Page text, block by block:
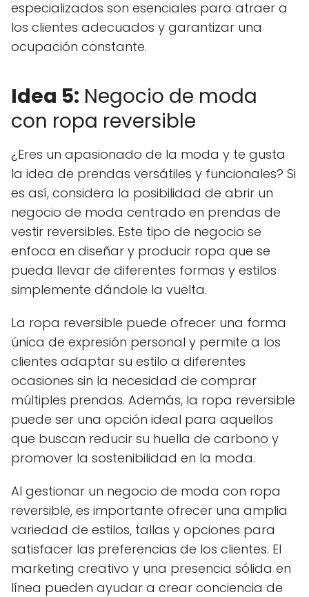
especializados son esenciales para atraer a
los clientes adecuados y garantizar una
ocupación constante.
Idea 5: Negocio de moda
con ropa reversible
¿Eres un apasionado de la moda y te gusta
la idea de prendas versátiles y funcionales? Si
es así, considera la posibilidad de abrir un
negocio de moda centrado en prendas de
vestir reversibles. Este tipo de negocio se
enfoca en diseñar y producir ropa que se
pueda llevar de diferentes formas y estilos
simplemente dándole la vuelta.
La ropa reversible puede ofrecer una forma
única de expresión personal y permite a los
clientes adaptar su estilo a diferentes
ocasiones sin la necesidad de comprar
múltiples prendas. Además, la ropa reversible
puede ser una opción ideal para aquellos
que buscan reducir su huella de carbono y
promover la sostenibilidad en la moda.
Al gestionar un negocio de moda con ropa
reversible, es importante ofrecer una amplia
variedad de estilos, tallas y opciones para
satisfacer las preferencias de los clientes. El
marketing creativo y una presencia sólida en
línea pueden ayudar a crear conciencia de